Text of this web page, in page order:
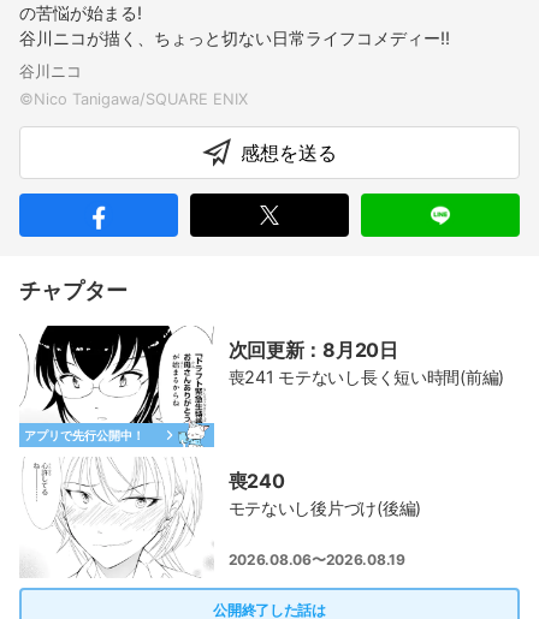
の苦悩が始まる!
谷川ニコが描く、ちょっと切ない日常ライフコメディー!!
谷川ニコ
感想を送る
チャプター
アプリで先行公開中！
次回更新：8月20日
喪241 モテないし長く短い時間(前編)
喪240
モテないし後片づけ(後編)
2026.08.06〜2026.08.19
公開終了した話は